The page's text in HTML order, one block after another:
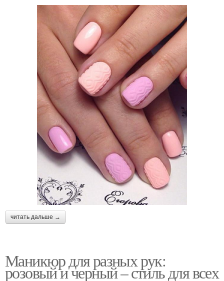
читать дальше →
Маникюр для разных рук:
розовый и черный – стиль для всех